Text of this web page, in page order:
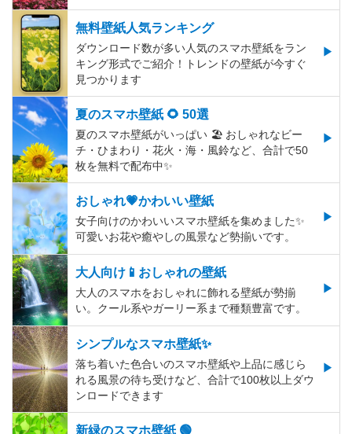
無料壁紙人気ランキング
ダウンロード数が多い人気のスマホ壁紙をラン
キング形式でご紹介！トレンドの壁紙が今すぐ
見つかります
夏のスマホ壁紙 🌻 50選
夏のスマホ壁紙がいっぱい 🏖 おしゃれなビー
チ・ひまわり・花火・海・風鈴など、合計で50
枚を無料で配布中✨
おしゃれ💗かわいい壁紙
女子向けのかわいいスマホ壁紙を集めました✨
可愛いお花や癒やしの風景など勢揃いです。
大人向け📱おしゃれの壁紙
大人のスマホをおしゃれに飾れる壁紙が勢揃
い。クール系やガーリー系まで種類豊富です。
シンプルなスマホ壁紙✨
落ち着いた色合いのスマホ壁紙や上品に感じら
れる風景の待ち受けなど、合計で100枚以上ダウ
ンロードできます
新緑のスマホ壁紙 🟢